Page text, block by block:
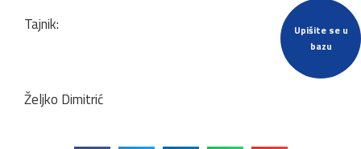
Upišite se u
bazu
Tajnik:
Željko Dimitrić